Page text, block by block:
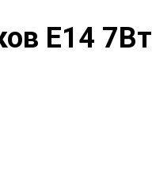
Е14